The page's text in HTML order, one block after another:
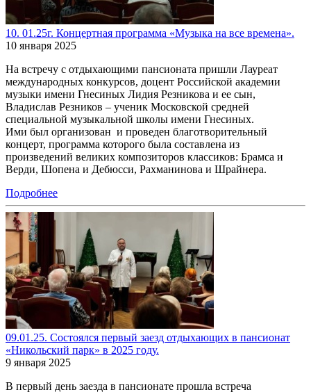
10. 01.25г. Концертная программа «Музыка на все времена».
10 января 2025
На встречу с отдыхающими пансионата пришли Лауреат
международных конкурсов, доцент Российской академии
музыки имени Гнесиных Лидия Резникова и ее сын,
Владислав Резников – ученик Московской средней
специальной музыкальной школы имени Гнесиных.
Ими был организован и проведен благотворительный
концерт, программа которого была составлена из
произведений великих композиторов классиков: Брамса и
Верди, Шопена и Дебюсси, Рахманинова и Шрайнера.
Подробнее
09.01.25. Состоялся первый заезд отдыхающих в пансионат
«Никольский парк» в 2025 году.
9 января 2025
В первый день заезда в пансионате прошла встреча